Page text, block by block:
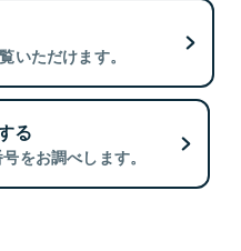
いただけます。
る
をお調べします。